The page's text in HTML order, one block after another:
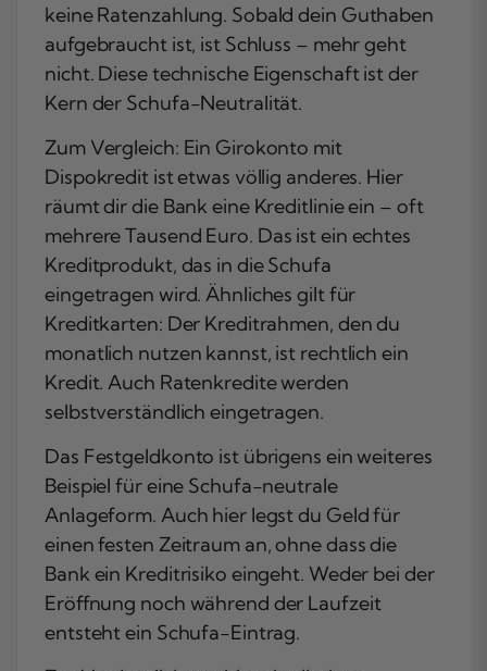
keine Ratenzahlung. Sobald dein Guthaben
aufgebraucht ist, ist Schluss – mehr geht
nicht. Diese technische Eigenschaft ist der
Kern der Schufa-Neutralität.
Zum Vergleich: Ein Girokonto mit
Dispokredit ist etwas völlig anderes. Hier
räumt dir die Bank eine Kreditlinie ein – oft
mehrere Tausend Euro. Das ist ein echtes
Kreditprodukt, das in die Schufa
eingetragen wird. Ähnliches gilt für
Kreditkarten: Der Kreditrahmen, den du
monatlich nutzen kannst, ist rechtlich ein
Kredit. Auch Ratenkredite werden
selbstverständlich eingetragen.
Das Festgeldkonto ist übrigens ein weiteres
Beispiel für eine Schufa-neutrale
Anlageform. Auch hier legst du Geld für
einen festen Zeitraum an, ohne dass die
Bank ein Kreditrisiko eingeht. Weder bei der
Eröffnung noch während der Laufzeit
entsteht ein Schufa-Eintrag.